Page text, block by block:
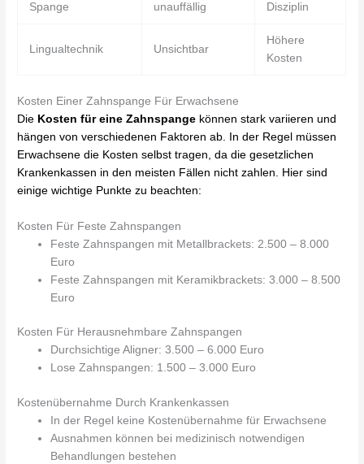
Spange
unauffällig
Disziplin
Lingualtechnik Unsichtbar
Höhere
Kosten
Kosten Einer Zahnspange Für Erwachsene
Die Kosten für eine Zahnspange können stark variieren und
hängen von verschiedenen Faktoren ab. In der Regel müssen
Erwachsene die Kosten selbst tragen, da die gesetzlichen
Krankenkassen in den meisten Fällen nicht zahlen. Hier sind
einige wichtige Punkte zu beachten:
Kosten Für Feste Zahnspangen
Feste Zahnspangen mit Metallbrackets: 2.500 – 8.000
Euro
Feste Zahnspangen mit Keramikbrackets: 3.000 – 8.500
Euro
Kosten Für Herausnehmbare Zahnspangen
Durchsichtige Aligner: 3.500 – 6.000 Euro
Lose Zahnspangen: 1.500 – 3.000 Euro
Kostenübernahme Durch Krankenkassen
In der Regel keine Kostenübernahme für Erwachsene
Ausnahmen können bei medizinisch notwendigen
Behandlungen bestehen